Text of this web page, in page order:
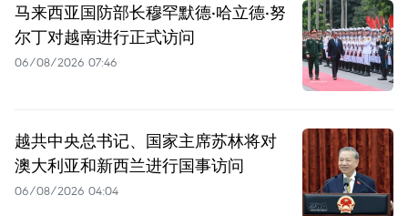
马来西亚国防部长穆罕默德·哈立德·努
尔丁对越南进行正式访问
06/08/2026 07:46
越共中央总书记、国家主席苏林将对
澳大利亚和新西兰进行国事访问
06/08/2026 04:04